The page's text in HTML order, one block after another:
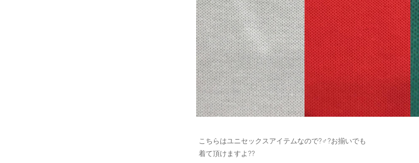
こちらはユニセックスアイテムなので?‍♂️?お揃いでも
着て頂けますよ??